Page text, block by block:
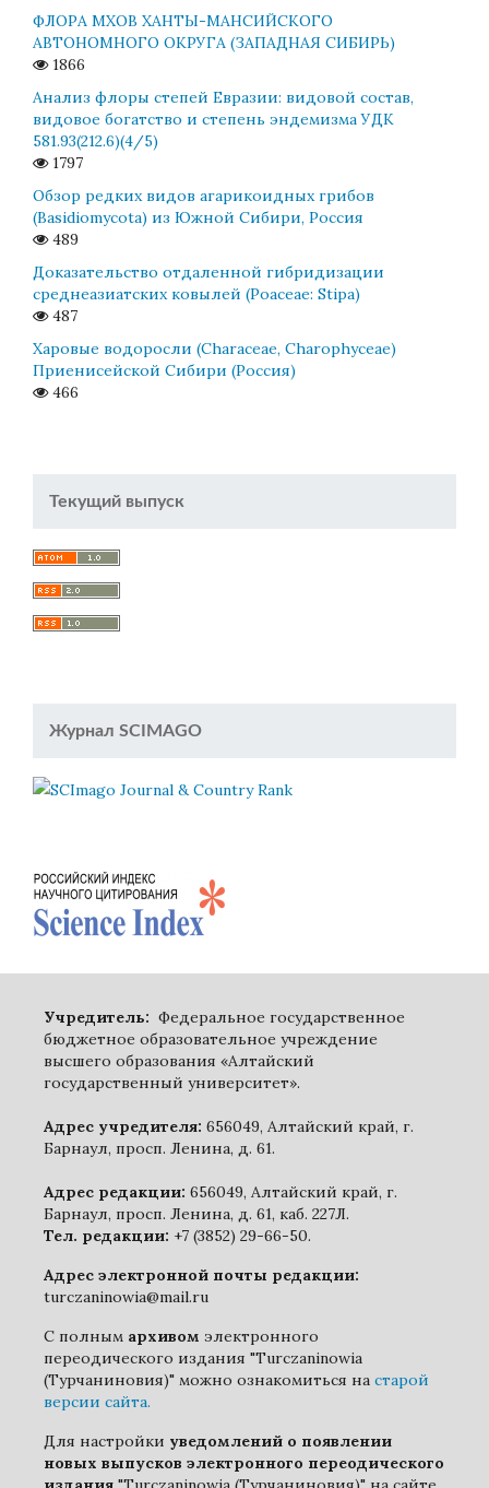
ФЛОРА МХОВ ХАНТЫ-МАНСИЙСКОГО
АВТОНОМНОГО ОКРУГА (ЗАПАДНАЯ СИБИРЬ)
1866
Анализ флоры степей Евразии: видовой состав,
видовое богатство и степень эндемизма УДК
581.93(212.6)(4/5)
1797
Обзор редких видов агарикоидных грибов
(Basidiomycota) из Южной Сибири, Россия
489
Доказательство отдаленной гибридизации
среднеазиатских ковылей (Poaceae: Stipa)
487
Харовые водоросли (Characeae, Charophyceae)
Приенисейской Сибири (Россия)
466
Текущий выпуск
Журнал SCIMAGO
Учредитель: Федеральное государственное
бюджетное образовательное учреждение
высшего образования «Алтайский
государственный университет».
Адрес учредителя: 656049, Алтайский край, г.
Барнаул, просп. Ленина, д. 61.
Адрес редакции: 656049, Алтайский край, г.
Барнаул, просп. Ленина, д. 61, каб. 227Л.
Тел. редакции: +7 (3852) 29-66-50.
Адрес электронной почты редакции:
turczaninowia@mail.ru
С полным архивом электронного
переодического издания "Turczaninowia
(Турчаниновия)" можно ознакомиться на старой
версии сайта.
Для настройки уведомлений о появлении
новых выпусков электронного переодического